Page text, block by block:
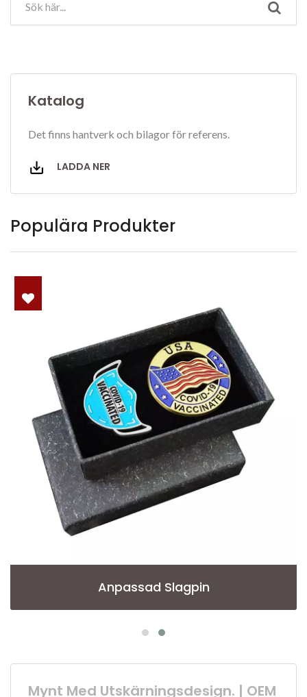
Katalog
Det finns hantverk och bilagor för referens.
LADDA NER
Populära Produkter
Anpassad Slagpin
Mynt Med Utskärningsdesign. | OEM